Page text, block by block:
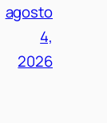
agosto
4,
2026